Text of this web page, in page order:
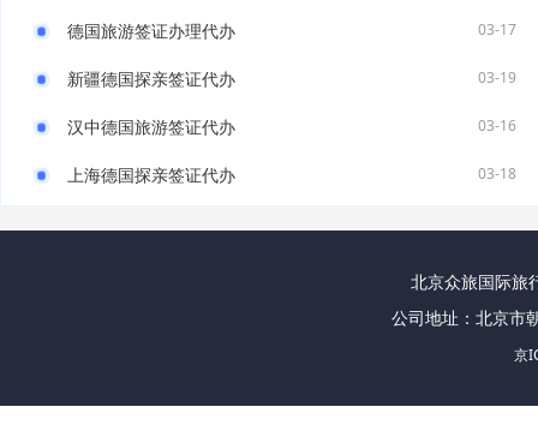
德国旅游签证办理代办 03-17
新疆德国探亲签证代办 03-19
汉中德国旅游签证代办 03-16
上海德国探亲签证代办 03-18
北京众旅国际旅
公司地址：北京市
京